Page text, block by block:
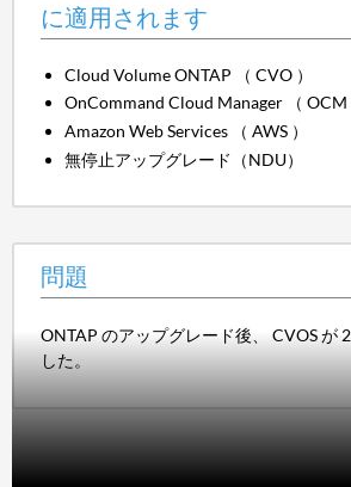
に適用されます
Cloud Volume ONTAP （ CVO ）
OnCommand Cloud Manager （ OCM
Amazon Web Services （ AWS ）
無停止アップグレード（NDU）
問題
ONTAP のアップグレード後、 CVOS が
した。